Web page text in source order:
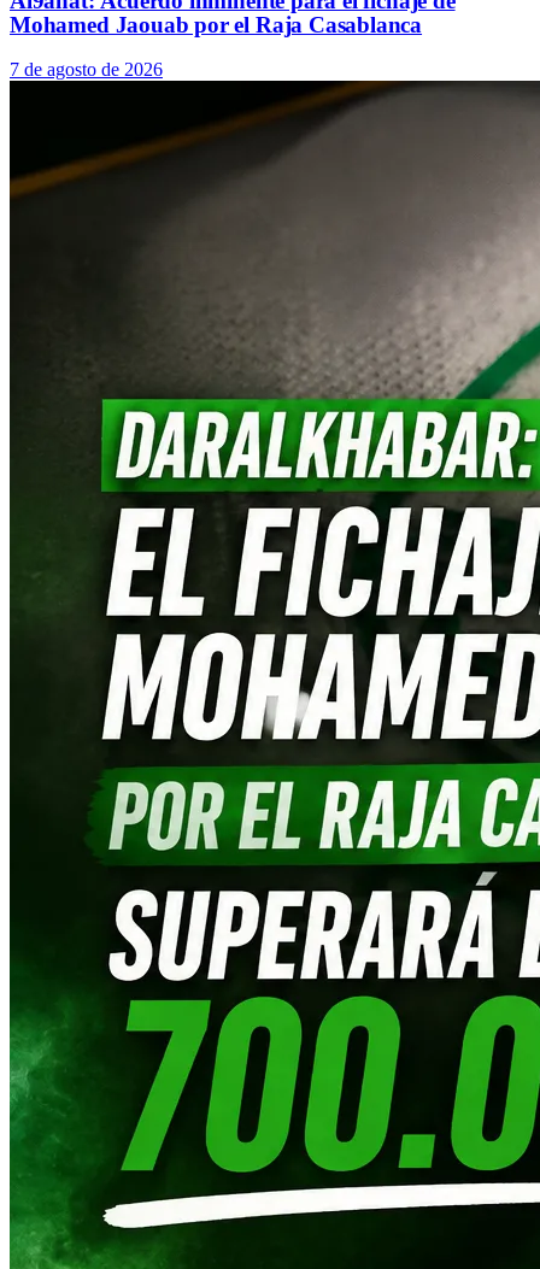
Mohamed Jaouab por el Raja Casablanca
7 de agosto de 2026